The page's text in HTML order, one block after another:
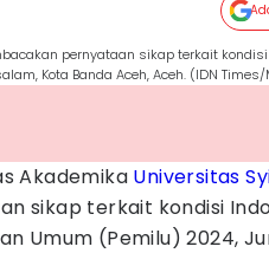
pernyataan sikap terkait
Kota Banda Aceh, Aceh. (IDN
Akademika Universitas
sikap terkait kondisi
Umum (Pemilu) 2024,